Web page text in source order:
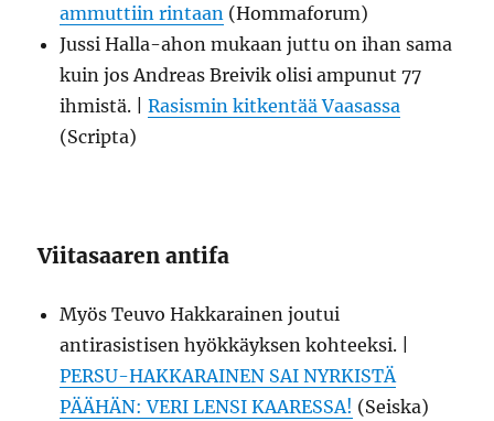
ammuttiin rintaan (Hommaforum)
Jussi Halla-ahon mukaan juttu on ihan sama
kuin jos Andreas Breivik olisi ampunut 77
ihmistä. |Rasismin kitkentää Vaasassa
(Scripta)
Viitasaaren antifa
Myös Teuvo Hakkarainen joutui
antirasistisen hyökkäyksen kohteeksi. |
PERSU-HAKKARAINEN SAI NYRKISTÄ
PÄÄHÄN: VERI LENSI KAARESSA! (Seiska)